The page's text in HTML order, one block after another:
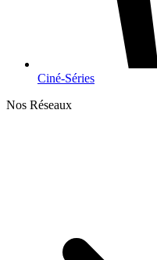
Ciné-Séries
Nos Réseaux